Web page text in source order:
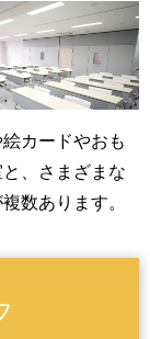
カードやおも
、さまざまな
数あります。